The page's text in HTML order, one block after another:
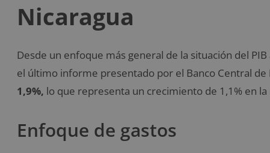
Nicaragua
Desde un enfoque más general de la situación del
el último informe presentado por el Banco Central de
1,9%, lo que representa un crecimiento de 1,1% en la
Enfoque de gastos